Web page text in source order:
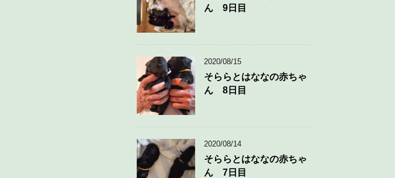
ん 9日目
2020/08/15
そららとはななの赤ちゃ
ん 8日目
2020/08/14
そららとはななの赤ちゃ
ん 7日目